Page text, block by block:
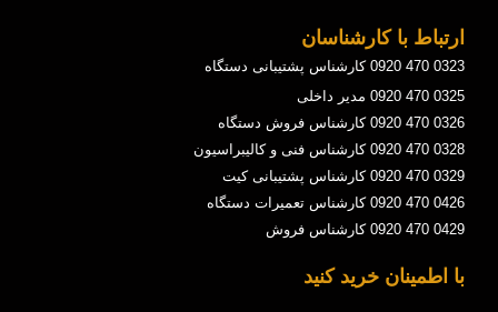
ارتباط با کارشناسان
0323 470 0920 کارشناس پشتیبانی دستگاه
0325 470 0920 مدیر داخلی
0326 470 0920 کارشناس فروش دستگاه
0328 470 0920 کارشناس فنی و کالیبراسیون
0329 470 0920 کارشناس پشتیبانی کیت
0426 470 0920 کارشناس تعمیرات دستگاه
0429 470 0920 کارشناس فروش
با اطمینان خرید کنید